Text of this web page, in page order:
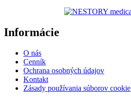
Informácie
O nás
Cenník
Ochrana osobných údajov
Kontakt
Zásady používania súborov cookie